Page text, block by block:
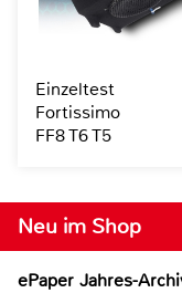
Neu im Shop
ePaper Jahres-
Einzeltest
Fortissimo
FF8 T6 T5